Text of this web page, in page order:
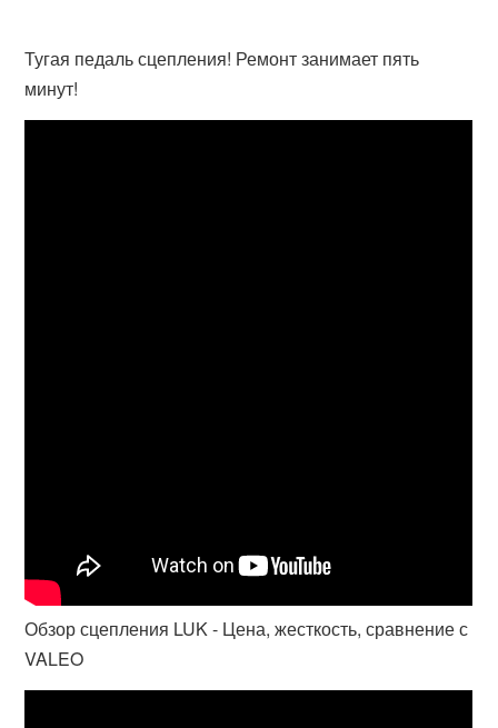
Тугая педаль сцепления! Ремонт занимает пять
минут!
Обзор сцепления LUK - Цена, жесткость, сравнение с
VALEO